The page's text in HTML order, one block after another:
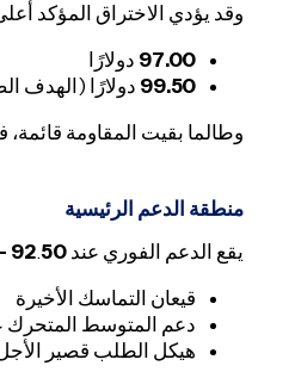
وقد يؤدي الاختراق المؤكد
97.00 دولارًا
99.50 دولارًا (الهدف
وطالما بقيت المقاومة قائمة،
منطقة الدعم الرئيسية
يقع الدعم الفوري عند
92.50 – 93.00
قيعان التماسك الأخيرة
دعم المتوسط المتحرك
هيكل الطلب قصير